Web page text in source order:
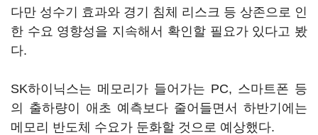
다만 성수기 효과와 경기 침체 리스크 등 상존으로 인
한 수요 영향성을 지속해서 확인할 필요가 있다고 봤
다.
SK하이닉스는 메모리가 들어가는 PC, 스마트폰 등
의 출하량이 애초 예측보다 줄어들면서 하반기에는
메모리 반도체 수요가 둔화할 것으로 예상했다.